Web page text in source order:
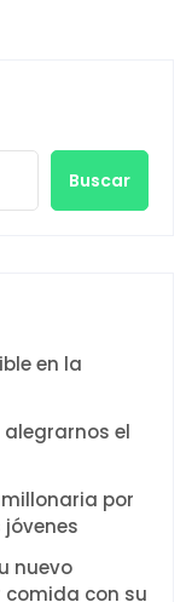
Buscar
en la
el
por
nuevo
con su